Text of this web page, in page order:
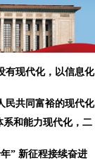
有现代化，以信息化
民共同富裕的现代化
系和能力现代化，二
” 新征程接续奋进